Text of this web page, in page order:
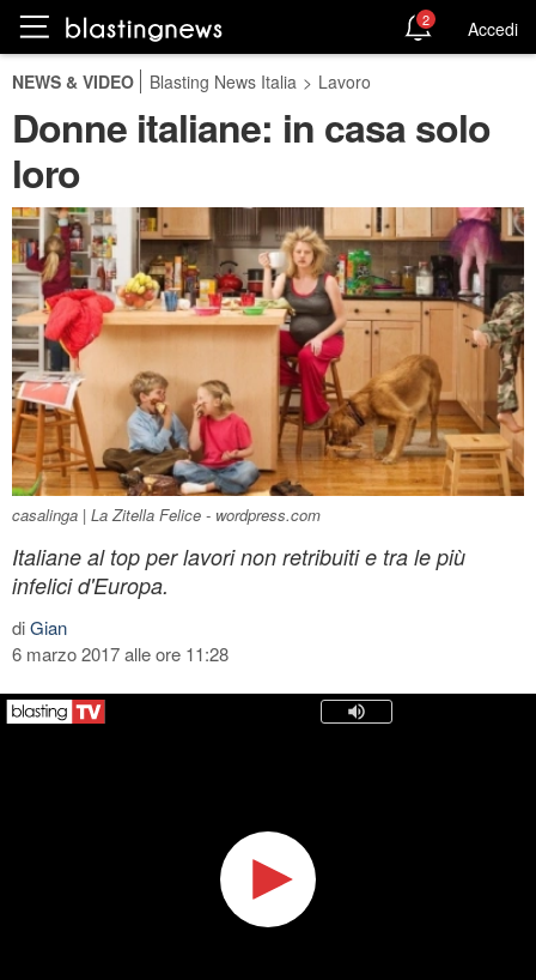
2 Accedi
NEWS & VIDEO Blasting News Italia > Lavoro
Donne italiane: in casa solo
loro
casalinga | La Zitella Felice - wordpress.com
Italiane al top per lavori non retribuiti e tra le più
infelici d'Europa.
diGian
6 marzo 2017 alle ore 11:28